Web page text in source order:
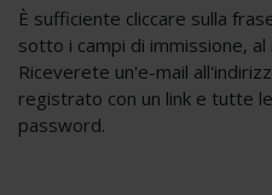
È sufficiente cliccare sulla
sotto i campi di immissione,
Riceverete un'e-mail
registrato con un link e tutte
password.